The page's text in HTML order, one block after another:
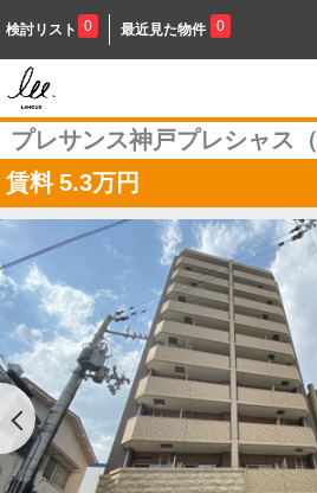
検討リスト 0 最近見た物件 0
プレサンス神戸プレシャス（
賃料 5.3万円